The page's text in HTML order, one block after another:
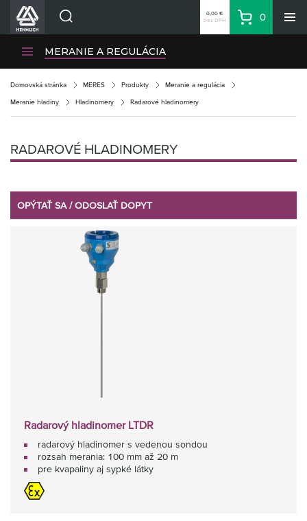
Divízie HENNLICH
Kariéra
Kontakty
Prihlásenie
Nákupný zoznam
Zone
0,00 €
bez DPH
Košík
0
MERANIE A REGULÁCIA
Domovská stránka MERES Produkty Meranie a regulácia
Meranie hladiny Hladinomery Radarové hladinomery
RADAROVÉ HLADINOMERY
OPÝTAŤ SA / ODOSLAŤ DOPYT
Radarový hladinomer LTDR
radarový hladinomer s vedenou sondou
rozsah merania: 100 mm až 20 m
pre kvapaliny aj sypké látky